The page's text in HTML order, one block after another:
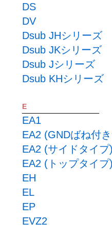
DS
DV
Dsub JHシリーズ
Dsub JKシリーズ
Dsub Jシリーズ
Dsub KHシリーズ
E
EA1
EA2 (GNDばね付
EA2 (サイドタイプ)
EA2 (トップタイプ)
EH
EL
EP
EVZ2